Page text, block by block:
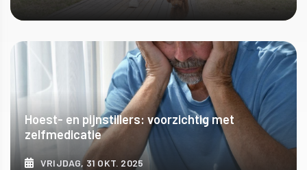
ONTDEK MEER
Hoest- en pijnstillers: voorzichtig met
zelfmedicatie
VRIJDAG, 31 OKT. 2025